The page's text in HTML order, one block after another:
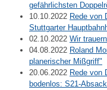
gefährlichsten
10.10.2022 Rede von
Stuttgarter
02.10.2022 Wir
04.08.2022 Roland
planerischer Mißgriff"
20.06.2022 Rede von
bodenlos: S21-